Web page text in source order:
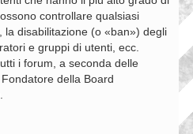
controllare qualsiasi
la disabilitazione (o «ban») degli
e gruppi di utenti, ecc.
i forum, a seconda delle
della Board